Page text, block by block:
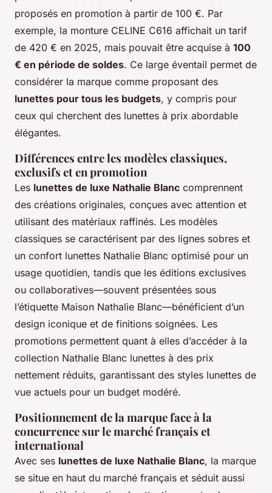
proposés en promotion à partir de 100 €. Par
exemple, la monture CELINE C616 affichait un tarif
de 420 € en 2025, mais pouvait être acquise à 100
€ en période de soldes. Ce large éventail permet de
considérer la marque comme proposant des
lunettes pour tous les budgets, y compris pour
ceux qui cherchent des lunettes à prix abordable
élégantes.
Différences entre les modèles classiques,
exclusifs et en promotion
Les lunettes de luxe Nathalie Blanc comprennent
des créations originales, conçues avec attention et
utilisant des matériaux raffinés. Les modèles
classiques se caractérisent par des lignes sobres et
un confort lunettes Nathalie Blanc optimisé pour un
usage quotidien, tandis que les éditions exclusives
ou collaboratives—souvent présentées sous
l’étiquette Maison Nathalie Blanc—bénéficient d’un
design iconique et de finitions soignées. Les
promotions permettent quant à elles d’accéder à la
collection Nathalie Blanc lunettes à des prix
nettement réduits, garantissant des styles lunettes de
vue actuels pour un budget modéré.
Positionnement de la marque face à la
concurrence sur le marché français et
international
Avec ses lunettes de luxe Nathalie Blanc, la marque
se situe en haut du marché français et séduit aussi